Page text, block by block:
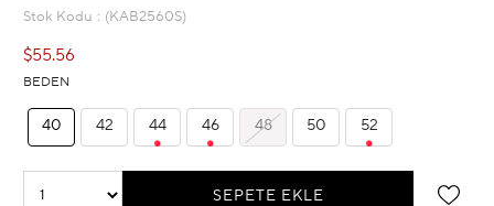
Stok Kodu (KAB2560S)
$55.56
BEDEN
40 42 44 46 48 50 52